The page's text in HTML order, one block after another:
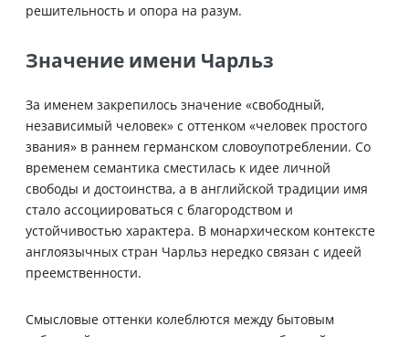
решительность и опора на разум.
Значение имени Чарльз
За именем закрепилось значение «свободный,
независимый человек» с оттенком «человек простого
звания» в раннем германском словоупотреблении. Со
временем семантика сместилась к идее личной
свободы и достоинства, а в английской традиции имя
стало ассоциироваться с благородством и
устойчивостью характера. В монархическом контексте
англоязычных стран Чарльз нередко связан с идеей
преемственности.
Смысловые оттенки колеблются между бытовым